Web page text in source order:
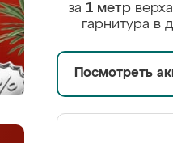
за 1 метр
гарнитура в
Посмотреть